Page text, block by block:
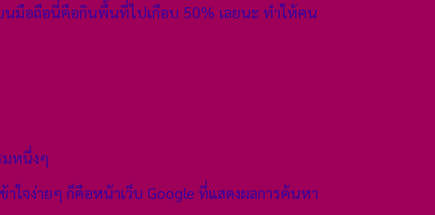
มือถือนี่คือกินพื้นที่ไปเกือบ 50% เลยนะ ทำให้คน
มหนึ่งๆ
ใจง่ายๆ ก็คือหน้าเว็บ Google ที่แสดงผลการค้นหา